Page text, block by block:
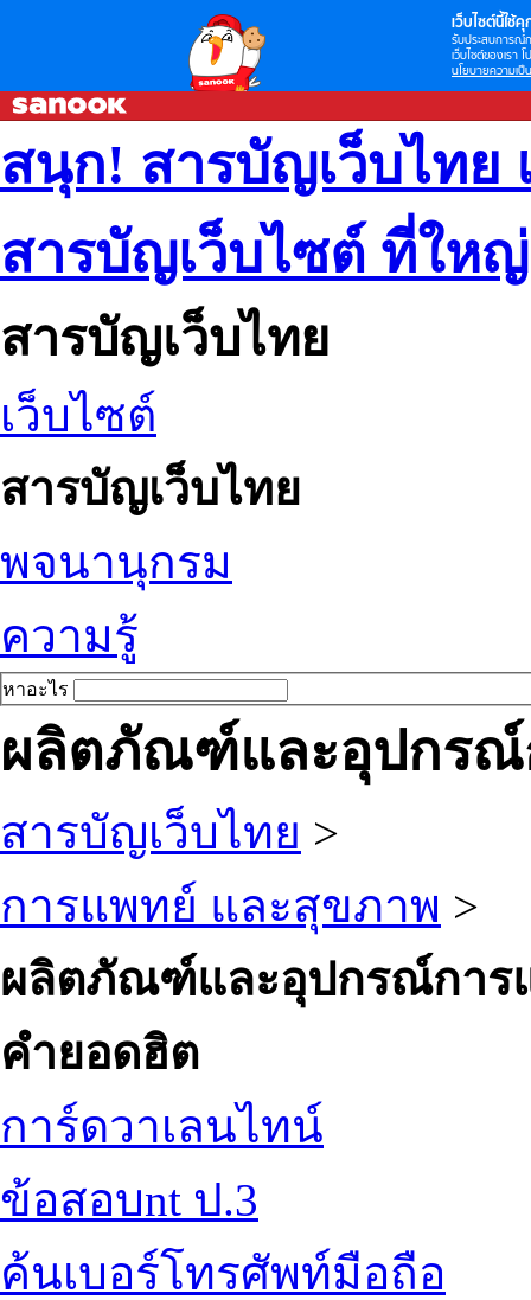
เว็บไซต์นี้ใช้คุ
รับประสบการณ์
เว็บไซต์ของเรา
นโยบายความเป็
สนุก! สารบัญเว็บไทย
สารบัญเว็บไซต์ ที่ให
สารบัญเว็บไทย
เว็บไซต์
สารบัญเว็บไทย
พจนานุกรม
ความรู้
หาอะไร
ผลิตภัณฑ์และอุปกรณ์
สารบัญเว็บไทย >
การแพทย์ และสุขภาพ >
ผลิตภัณฑ์และอุปกรณ์การ
คำยอดฮิต
การ์ดวาเลนไทน์
ข้อสอบnt ป.3
ค้นเบอร์โทรศัพท์มือถือ